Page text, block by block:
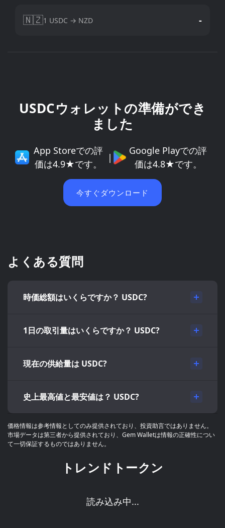
🇳🇿1 USDC → NZD -
USDCウォレットの準備ができ
ました
App Storeでの評
価は4.9★です。
|
Google Playでの評
価は4.8★です。
今すぐダウンロード
よくある質問
時価総額はいくらですか？ USDC?
1日の取引量はいくらですか？ USDC?
現在の供給量は USDC?
史上最高値と最安値は？ USDC?
価格情報は参考情報としてのみ提供されており、投資助言ではありません。
市場データは第三者から提供されており、Gem Walletは情報の正確性につい
て一切保証するものではありません。
トレンドトークン
読み込み中...